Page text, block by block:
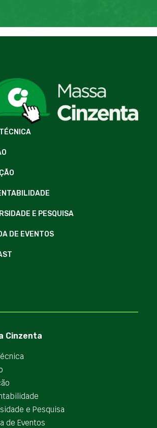
E PESQUISA
DE EVENTOS
Cinzenta
e Pesquisa
de Eventos